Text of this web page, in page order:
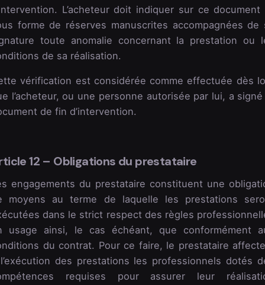
L’acheteur doit indiquer sur ce document
forme de réserves manuscrites accompagnées de
toute anomalie concernant la prestation ou
de sa réalisation.
vérification est considérée comme effectuée dès
l’acheteur, ou une personne autorisée par lui, a
de fin d’intervention.
12 – Obligations du prestataire
engagements du prestataire constituent une
moyens au terme de laquelle les prestations
dans le strict respect des règles
usage ainsi, le cas échéant, que conformément
du contrat. Pour ce faire, le prestataire
des prestations les professionnels dotés
requises pour assurer leur